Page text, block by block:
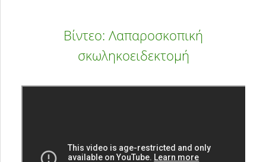
Βίντεο: Λαπαροσκοπική
σκωληκοειδεκτομή